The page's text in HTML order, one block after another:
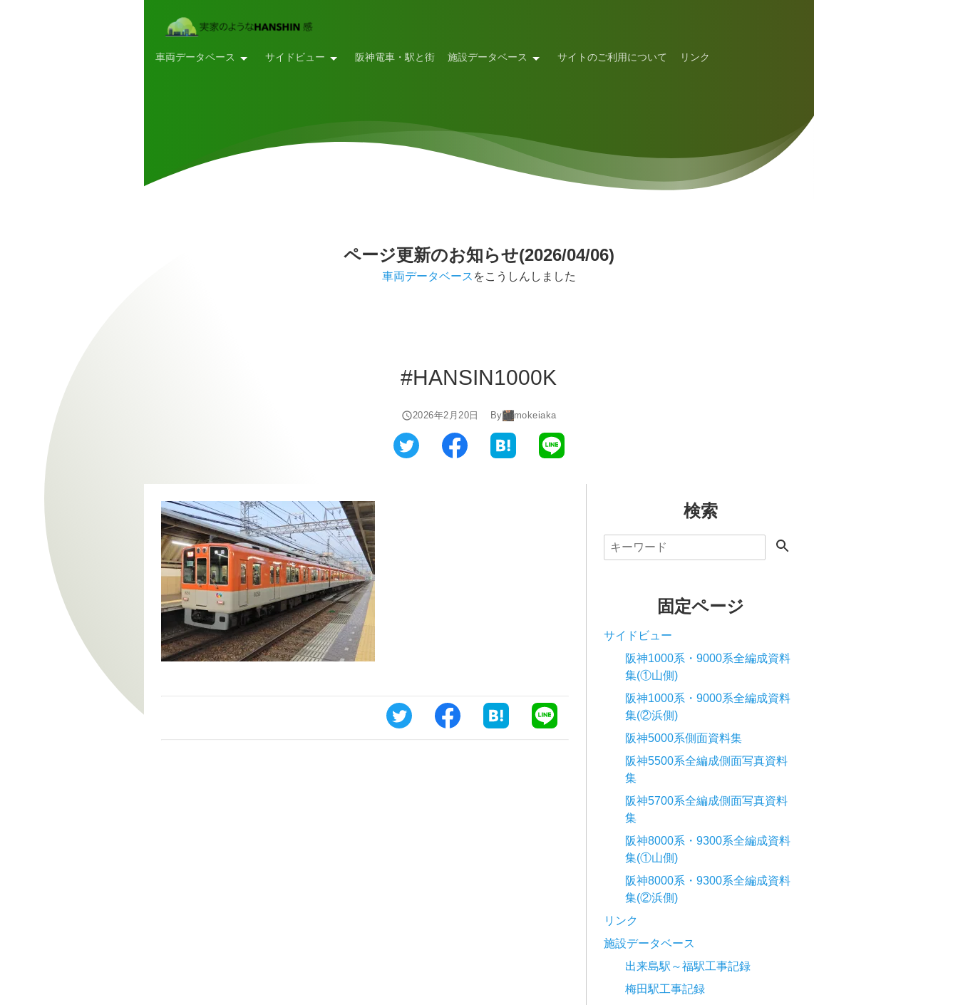
車両データベース サイドビュー 阪神電車・駅と街 施設データベース サイトのご利用について リンク
ページ更新のお知らせ(2026/04/06)
車両データベース をこうしんしました
#HANSIN1000K
2026年2月20日 By mokeiaka
検索
固定ページ
サイドビュー
阪神1000系・9000系全編成資料
集(①山側)
阪神1000系・9000系全編成資料
集(②浜側)
阪神5000系側面資料集
阪神5500系全編成側面写真資料
集
阪神5700系全編成側面写真資料
集
阪神8000系・9300系全編成資料
集(①山側)
阪神8000系・9300系全編成資料
集(②浜側)
リンク
施設データベース
出来島駅～福駅工事記録
梅田駅工事記録